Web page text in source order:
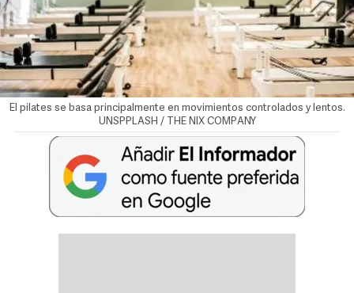
El pilates se basa principalmente en movimientos controlados y lentos.
UNSPPLASH / THE NIX COMPANY